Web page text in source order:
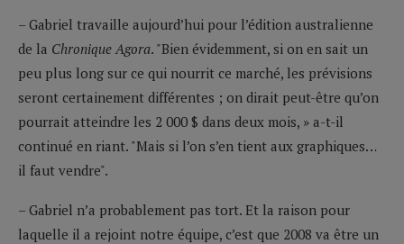
– Gabriel travaille aujourd’hui pour l’édition australienne
de la Chronique Agora. "Bien évidemment, si on en sait un
peu plus long sur ce qui nourrit ce marché, les prévisions
seront certainement différentes ; on dirait peut-être qu’on
pourrait atteindre les 2 000 $ dans deux mois, » a-t-il
continué en riant. "Mais si l’on s’en tient aux graphiques…
il faut vendre".
– Gabriel n’a probablement pas tort. Et la raison pour
laquelle il a rejoint notre équipe, c’est que 2008 va être un